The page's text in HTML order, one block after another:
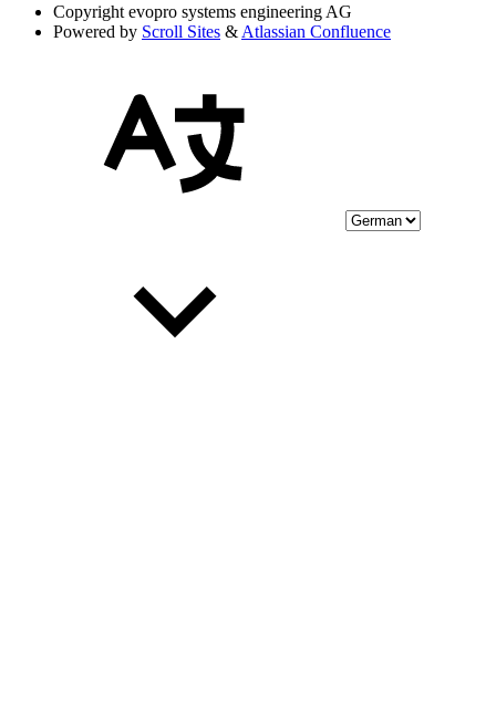
Copyright evopro systems engineering AG
Powered by Scroll Sites & Atlassian Confluence